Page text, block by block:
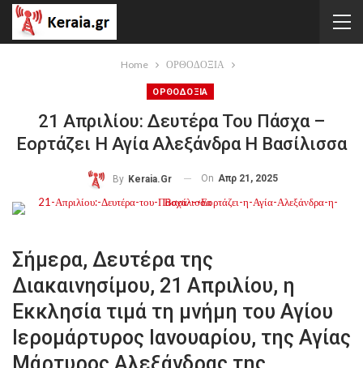
Home ΟΡΘΟΔΟΞΙΑ
ΟΡΘΟΔΟΞΙΑ
21 Απριλίου: Δευτέρα Του Πάσχα –
Εορτάζει Η Αγία Αλεξάνδρα Η Βασίλισσα
By Keraia.gr On Απρ 21, 2025
Σήμερα, Δευτέρα της
Διακαινησίμου, 21 Απριλίου, η
Εκκλησία τιμά τη μνήμη του Αγίου
Ιερομάρτυρος Ιανουαρίου, της Αγίας